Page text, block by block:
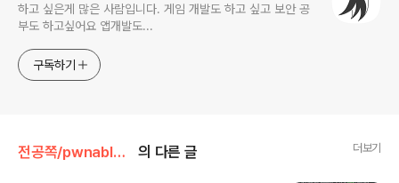
하고 싶은게 많은 사람입니다. 게임 개발도 하고 싶고 보안 공
부도 하고싶어요 앱개발도...
구독하기
전공쪽/pwnable.tw 의 다른 글 더보기